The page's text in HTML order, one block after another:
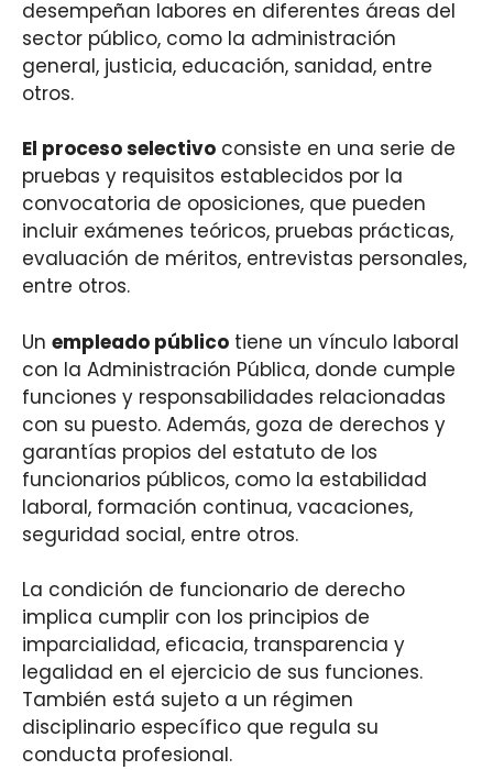
desempeñan labores en diferentes áreas del
sector público, como la administración
general, justicia, educación, sanidad, entre
otros.
El proceso selectivo consiste en una serie de
pruebas y requisitos establecidos por la
convocatoria de oposiciones, que pueden
incluir exámenes teóricos, pruebas prácticas,
evaluación de méritos, entrevistas personales,
entre otros.
Un empleado público tiene un vínculo laboral
con la Administración Pública, donde cumple
funciones y responsabilidades relacionadas
con su puesto. Además, goza de derechos y
garantías propios del estatuto de los
funcionarios públicos, como la estabilidad
laboral, formación continua, vacaciones,
seguridad social, entre otros.
La condición de funcionario de derecho
implica cumplir con los principios de
imparcialidad, eficacia, transparencia y
legalidad en el ejercicio de sus funciones.
También está sujeto a un régimen
disciplinario específico que regula su
conducta profesional.